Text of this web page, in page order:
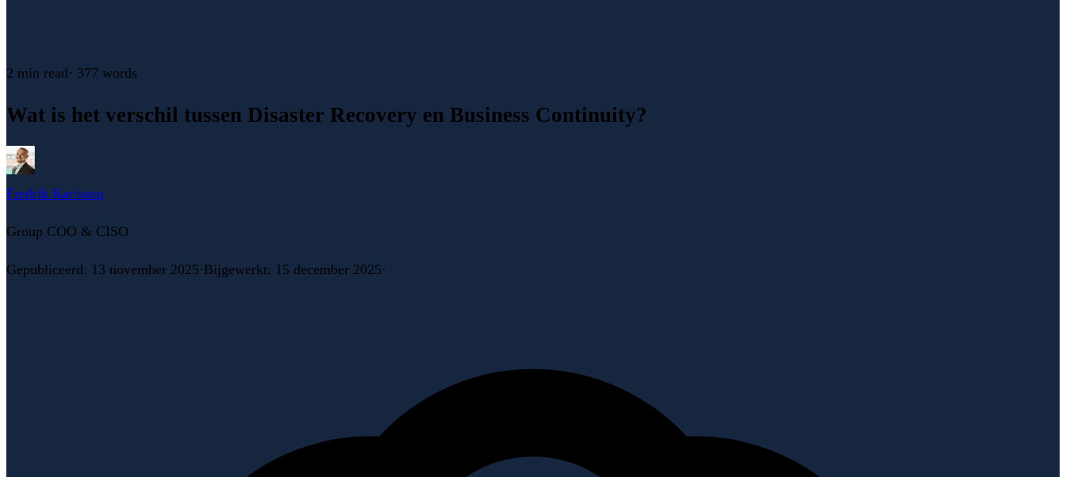
2 min read· 377 words
Wat is het verschil tussen Disaster Recovery en Business Continuity?
Fredrik Karlsson
Group COO & CISO
Gepubliceerd: 13 november 2025·Bijgewerkt: 15 december 2025·